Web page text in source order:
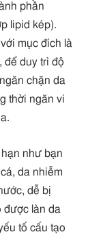
phần
lipid kép).
mục đích là
để duy trì độ
chặn da
thời ngăn vi
như bạn
da nhiễm
dễ bị
được làn da
tố cấu tạo